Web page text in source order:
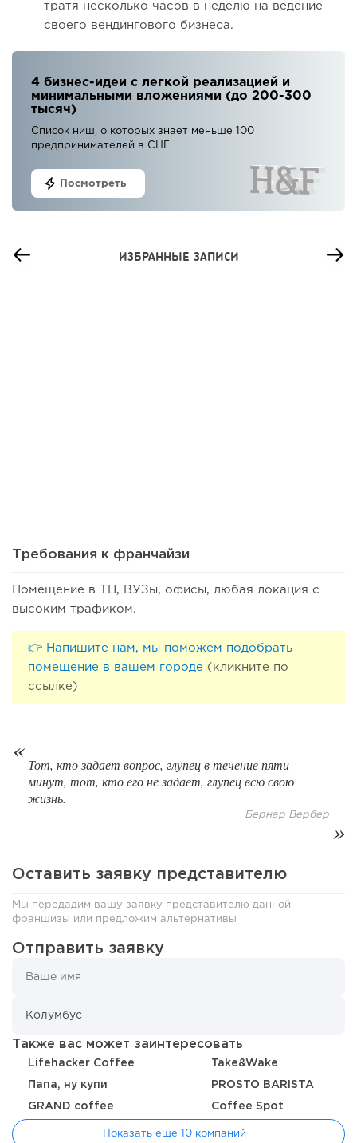
тратя несколько часов в неделю на ведение
своего вендингового бизнеса.
4 бизнес-идеи с легкой реализацией и
минимальными вложениями (до 200-300
тысяч)
Список ниш, о которых знает меньше 100
предпринимателей в СНГ
Посмотреть
ИЗБРАННЫЕ ЗАПИСИ
Сколько приносит маленькая кофейня в Екатеринбурге в
2026 году:...
Франшиза кафе: рейтинг лучших франшиз общепита для
открытия заведения
Требования к франчайзи
Помещение в ТЦ, ВУЗы, офисы, любая локация с
высоким трафиком.
👉 Напишите нам, мы поможем подобрать
помещение в вашем городе (кликните по
ссылке)
Тот, кто задает вопрос, глупец в течение пяти
минут, тот, кто его не задает, глупец всю свою
жизнь.
Бернар Вербер
Оставить заявку представителю
Мы передадим вашу заявку представителю данной
франшизы или предложим альтернативы
Отправить заявку
Также вас может заинтересовать
Lifehacker Coffee Take&Wake
Папа, ну купи PROSTO BARISTA
GRAND coffee Coffee Spot
Показать еще 10 компаний